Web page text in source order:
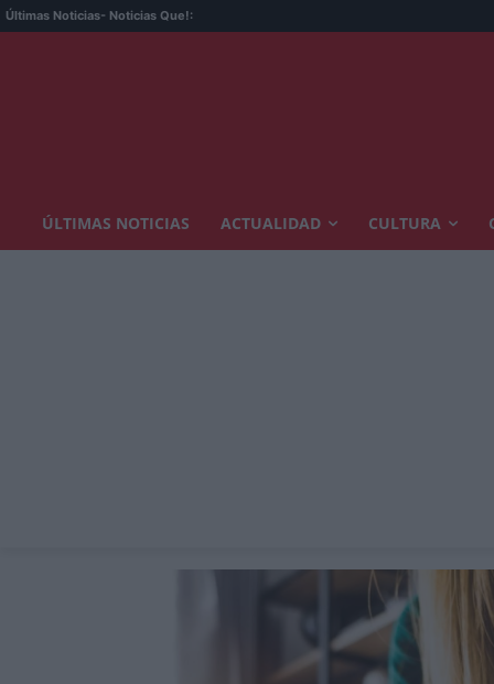
Últimas Noticias- Noticias Que!:
ÚLTIMAS NOTICIAS ACTUALIDAD CULTURA